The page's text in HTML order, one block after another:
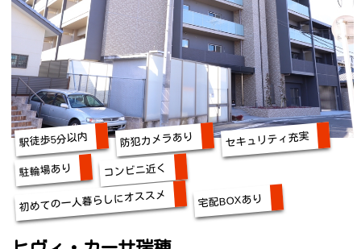
駅徒歩5分以内 防犯カメラあり セキュリティ充実
駐輪場あり コンビニ近く
初めての一人暮らしにオススメ 宅配BOXあり
お問い合せ